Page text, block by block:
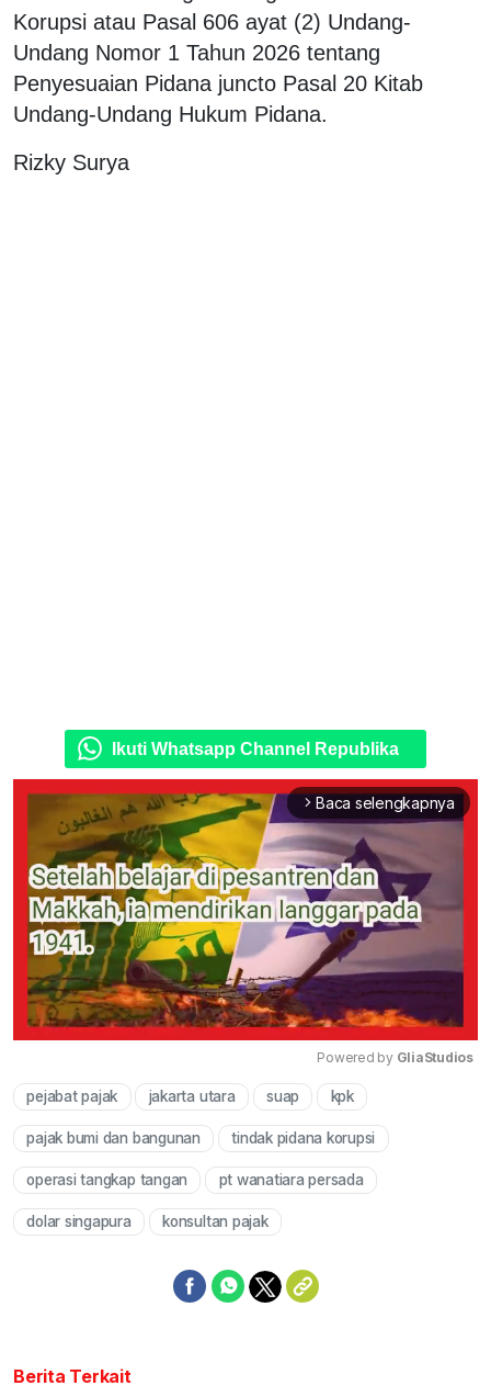
Korupsi atau Pasal 606 ayat (2) Undang-
Undang Nomor 1 Tahun 2026 tentang
Penyesuaian Pidana juncto Pasal 20 Kitab
Undang-Undang Hukum Pidana.
Rizky Surya
Ikuti Whatsapp Channel Republika
arrow_forward_ios Baca selengkapnya
Powered by GliaStudios
pejabat pajak jakarta utara suap kpk
pajak bumi dan bangunan tindak pidana korupsi
operasi tangkap tangan pt wanatiara persada
dolar singapura konsultan pajak
Berita Terkait